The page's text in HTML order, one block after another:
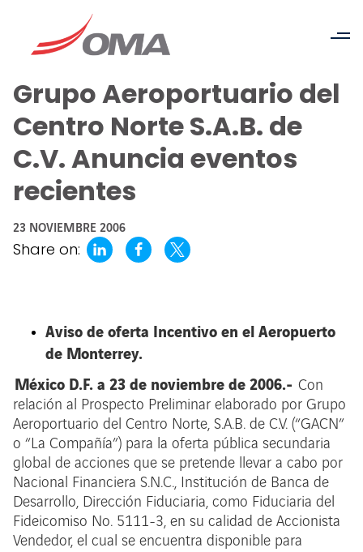
Grupo Aeroportuario del
Centro Norte S.A.B. de
C.V. Anuncia eventos
recientes
23 NOVIEMBRE 2006
Share on:
Aviso de oferta Incentivo en el Aeropuerto
de Monterrey.
México D.F. a 23 de noviembre de 2006.- Con
relación al Prospecto Preliminar elaborado por Grupo
Aeroportuario del Centro Norte, S.A.B. de C.V. (“GACN”
o “La Compañía”) para la oferta pública secundaria
global de acciones que se pretende llevar a cabo por
Nacional Financiera S.N.C., Institución de Banca de
Desarrollo, Dirección Fiduciaria, como Fiduciaria del
Fideicomiso No. 5111-3, en su calidad de Accionista
Vendedor, el cual se encuentra disponible para